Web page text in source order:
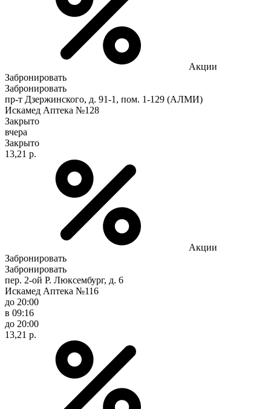
Акции
Забронировать
Забронировать
пр-т Дзержинского, д. 91-1, пом. 1-129 (АЛМИ)
Искамед Аптека №128
Закрыто
вчера
Закрыто
13,21 р.
Акции
Забронировать
Забронировать
пер. 2-ой Р. Люксембург, д. 6
Искамед Аптека №116
до 20:00
в 09:16
до 20:00
13,21 р.